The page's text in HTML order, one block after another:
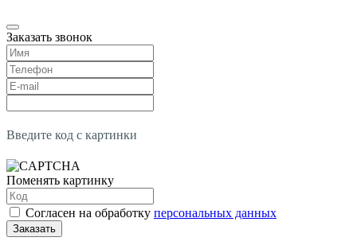
Заказать звонок
Введите код с картинки
Поменять картинку
Согласен на обработку персональных данных
Заказать